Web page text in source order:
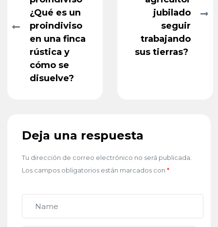
¿Qué es un
proindiviso
en una finca
rústica y
cómo se
disuelve?
jubilado
seguir
trabajando
sus tierras?
Deja una respuesta
Tu dirección de correo electrónico no será publicada.
Los campos obligatorios están marcados con *